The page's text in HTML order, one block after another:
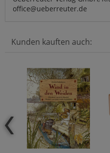
office@ueberreuter.de
Kunden kauften auch: